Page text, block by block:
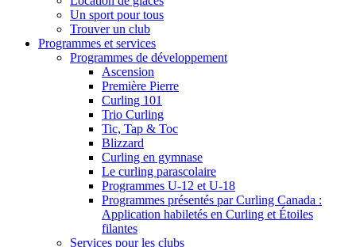
Un sport pour tous
Trouver un club
Programmes et services
Programmes de développement
Ascension
Première Pierre
Curling 101
Trio Curling
Tic, Tap & Toc
Blizzard
Curling en gymnase
Le curling parascolaire
Programmes U-12 et U-18
Programmes présentés par Curling Canada :
Application habiletés en Curling et Étoiles
filantes
Services pour les clubs